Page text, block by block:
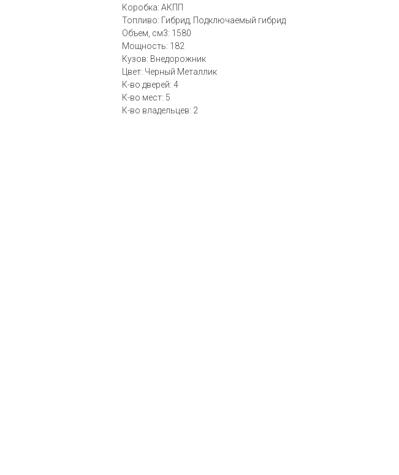
Коробка: АКПП
Топливо: Гибрид, Подключаемый гибрид
Объем, см3: 1580
Мощность: 182
Кузов: Внедорожник
Цвет: Черный Металлик
К-во дверей: 4
К-во мест: 5
К-во владельцев: 2